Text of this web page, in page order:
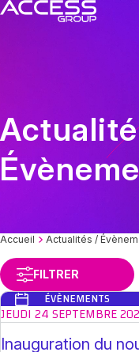
Skip
Accueil Actualités /
FILTRER
ÉVÈNEMENTS
JEUDI 24 SEPTEMBRE
Inauguration du